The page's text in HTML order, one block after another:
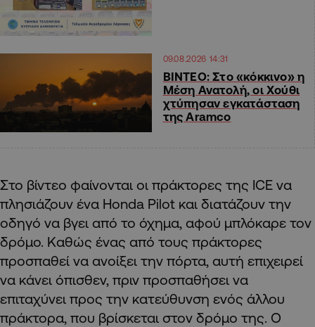
09.08.2026 14:31
ΒΙΝΤΕΟ: Στο «κόκκινο» η
Μέση Ανατολή, οι Χούθι
χτύπησαν εγκατάσταση
της Aramco
Στο βίντεο φαίνονται οι πράκτορες της ICE να
πλησιάζουν ένα Honda Pilot και διατάζουν την
οδηγό να βγει από το όχημα, αφού μπλόκαρε τον
δρόμο. Καθώς ένας από τους πράκτορες
προσπαθεί να ανοίξει την πόρτα, αυτή επιχειρεί
να κάνει όπισθεν, πριν προσπαθήσει να
επιταχύνει προς την κατεύθυνση ενός άλλου
πράκτορα, που βρίσκεται στον δρόμο της. Ο